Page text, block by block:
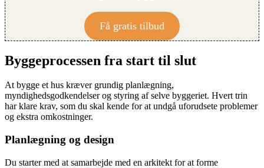
Få gratis tilbud
Byggeprocessen fra start til slut
At bygge et hus kræver grundig planlægning,
myndighedsgodkendelser og styring af selve byggeriet. Hvert trin
har klare krav, som du skal kende for at undgå uforudsete problemer
og ekstra omkostninger.
Planlægning og design
Du starter med at samarbejde med en arkitekt for at forme